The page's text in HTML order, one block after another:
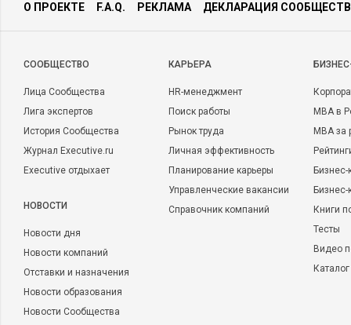
О ПРОЕКТЕ F.A.Q. РЕКЛАМА ДЕКЛАРАЦИЯ
CООБЩЕСТВО
Лица Сообщества
Лига экспертов
История Сообщества
Журнал Executive.ru
Executive отдыхает
НОВОСТИ
Новости дня
Новости компаний
Отставки и назначения
Новости образования
Новости Сообщества
КАРЬЕРА
HR-менеджмент
Поиск работы
Рынок труда
Личная эффективность
Планирование карьеры
Управленческие вакансии
Справочник компаний
MBA в
MBA
Бизнес-
Книги
Тесты
Видео